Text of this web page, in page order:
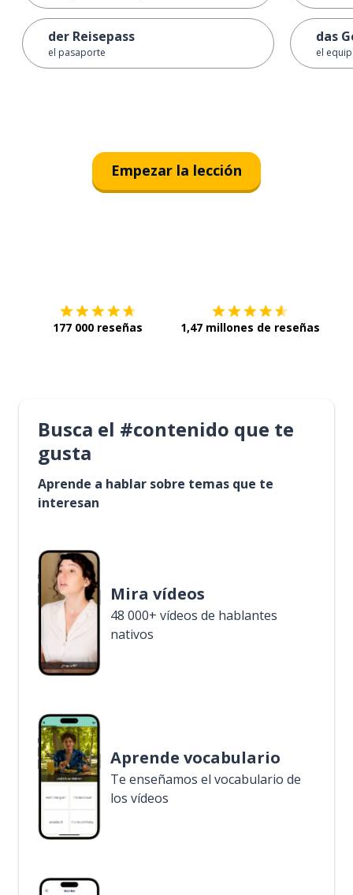
der Reisepass
el pasaporte
das
el
Empezar la lección
177 000 reseñas 1,47 millones de reseñas
Busca el #contenido que te
gusta
Aprende a hablar sobre temas que te
interesan
Mira vídeos
48 000+ vídeos de hablantes
nativos
Aprende vocabulario
Te enseñamos el vocabulario de
los vídeos